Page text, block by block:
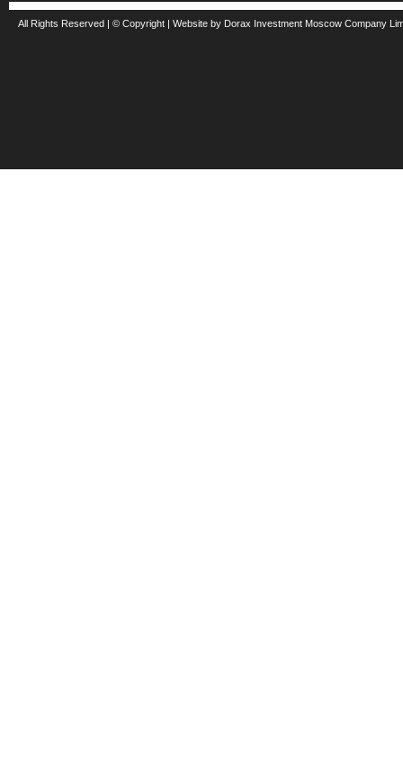
All Rights Reserved | © Copyright | Website by Dorax Investment Moscow Company